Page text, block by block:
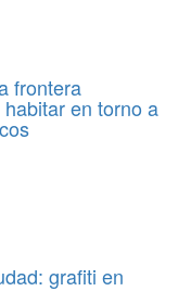
frontera
en torno a
grafiti en